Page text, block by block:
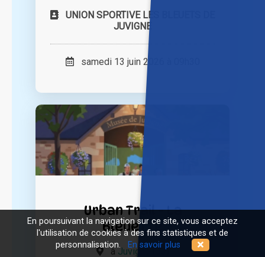
UNION SPORTIVE LES BLEUETS DE
JUVIGNE
samedi 13 juin 2026 à 09h30
Urban Trail - La
Bleuette
à Juvigné (53)
En poursuivant la navigation sur ce site, vous acceptez
l'utilisation de cookies à des fins statistiques et de
personnalisation.
En savoir plus